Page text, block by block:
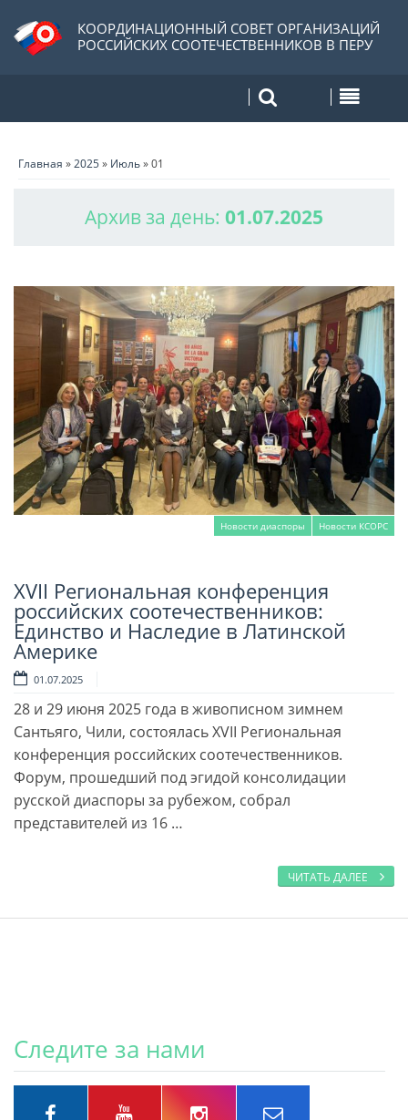
КООРДИНАЦИОННЫЙ СОВЕТ ОРГАНИЗАЦИЙ
РОССИЙСКИХ СООТЕЧЕСТВЕННИКОВ В ПЕРУ
Главная »2025» Июль»01
Архив за день: 01.07.2025
Новости диаспоры Новости КСОРС
Читать далее
XVII Региональная конференция
российских соотечественников:
Единство и Наследие в Латинской
Америке
01.07.2025
28 и 29 июня 2025 года в живописном зимнем
Сантьяго, Чили, состоялась XVII Региональная
конференция российских соотечественников.
Форум, прошедший под эгидой консолидации
русской диаспоры за рубежом, собрал
представителей из 16 …
ЧИТАТЬ ДАЛЕЕ
Следите за нами